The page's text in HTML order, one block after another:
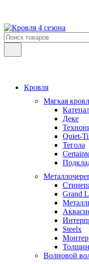
Кровля
Мягкая
Деке
Quiet-
Тегола
Grand
Steelx
Волновой